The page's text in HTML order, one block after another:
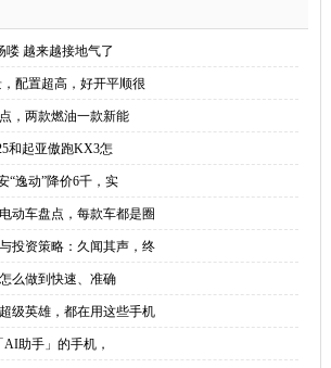
喽 越来越接地气了
配置超高，好开平顺很
，两款燃油一款新能
和起亚傲跑KX3怎
“逸动”降价6千，实
动车盘点，每款车都是圈
投资策略：久闻其声，终
么做到快速、准确
级英雄，都在用这些手机
助手」的手机，